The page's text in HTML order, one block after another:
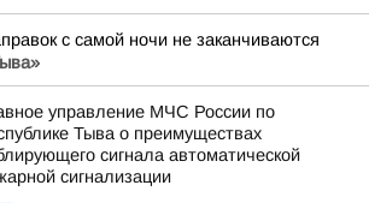
с самой ночи не заканчиваются
управление МЧС России по
Тыва о преимуществах
сигнала автоматической
сигнализации